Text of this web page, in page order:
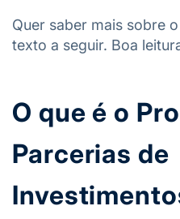
Quer saber mais sobre
texto a seguir. Boa
O que é o
Parcerias de